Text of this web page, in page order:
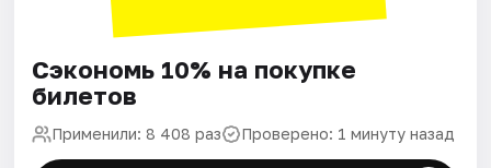
Сэкономь 10% на покупке
билетов
Применили: 8 408 раз Проверено: 1 минуту назад